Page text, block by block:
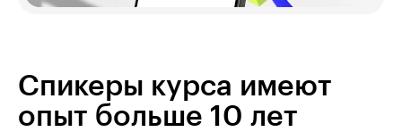
Спикеры курса имеют
опыт больше 10 лет